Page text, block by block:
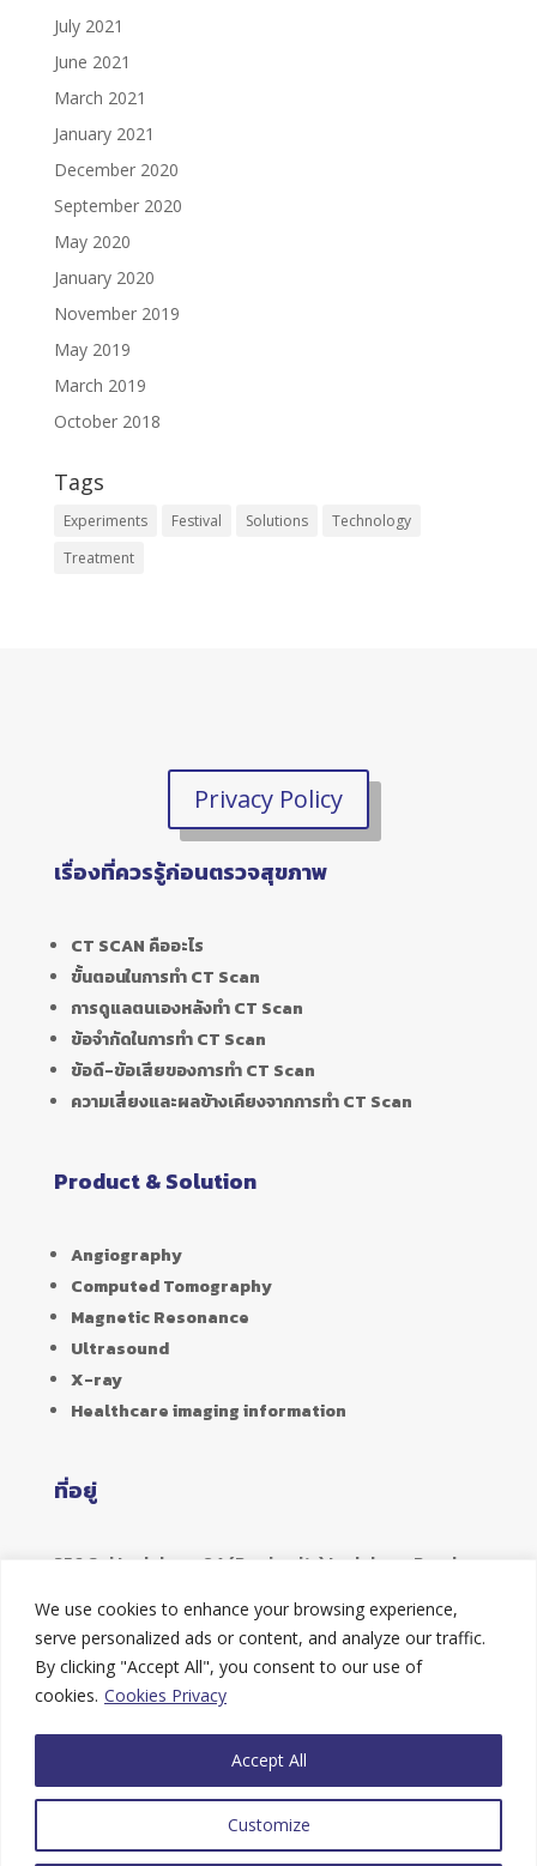
We use cookies to enhance your browsing experience,
serve personalized ads or content, and analyze our traffic.
By clicking "Accept All", you consent to our use of
cookies. Cookies Privacy
Customize
Accept All
July 2021
June 2021
March 2021
January 2021
December 2020
September 2020
May 2020
January 2020
November 2019
May 2019
March 2019
October 2018
Tags
Experiments Festival Solutions
Technology
Treatment
Privacy Policy
เรื่องที่ควรรู้ก่อนตรวจสุขภาพ
CT SCAN คืออะไร
ขั้นตอนในการทำ CT Scan
การดูแลตนเองหลังทำ CT Scan
ข้อจำกัดในการทำ CT Scan
ข้อดี-ข้อเสียของการทำ CT Scan
ความเสี่ยงและผลข้างเคียงจากการทำ CT Scan
Product & Solution
Angiography
Computed Tomography
Magnetic Resonance
Ultrasound
X-ray
Healthcare imaging information
ที่อยู่
356 Soi Ladphrao 94 (Panjamitr) Ladphrao Road,
Wangthonglang, Bangkok 10310
Hotline
Fax : 02-9347331